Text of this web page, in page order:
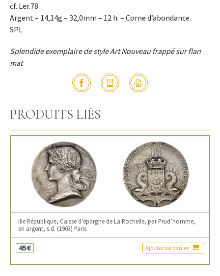
cf. Ler.78
Argent – 14,14g – 32,0mm – 12 h. – Corne d’abondance.
SPL
Splendide exemplaire de style Art Nouveau frappé sur flan
mat
PRODUITS LIÉS
IIIe République, Caisse d’épargne de La Rochelle, par Prud’homme,
en argent, s.d. (1903) Paris
45€ Ajouter au panier